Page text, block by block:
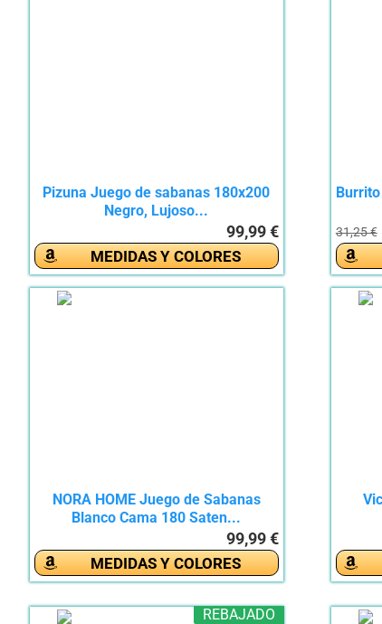
Pizuna Juego de sabanas 180x200
Negro, Lujoso...
99,99 €
MEDIDAS Y COLORES
31,25 €
NORA HOME Juego de Sabanas
Blanco Cama 180 Saten...
99,99 €
MEDIDAS Y COLORES
REBAJADO